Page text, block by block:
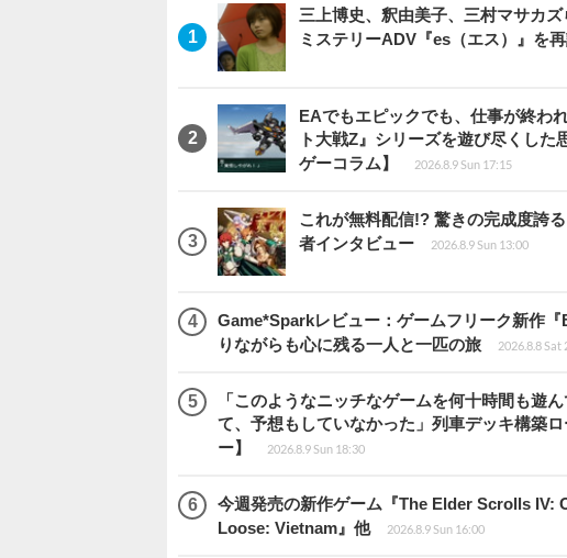
三上博史、釈由美子、三村マサカ
ミステリーADV『es（エス）』を再
EAでもエピックでも、仕事が終わ
ト大戦Z』シリーズを遊び尽くし
ゲーコラム】
2026.8.9 Sun 17:15
これが無料配信!? 驚きの完成度誇
者インタビュー
2026.8.9 Sun 13:00
Game*Sparkレビュー：ゲームフリーク新作
りながらも心に残る一人と一匹の旅
2026.8.8 Sat
「このようなニッチなゲームを何十時間も遊
て、予想もしていなかった」列車デッキ構築
ー】
2026.8.9 Sun 18:30
今週発売の新作ゲーム『The Elder Scrolls
Loose: Vietnam』他
2026.8.9 Sun 16:00